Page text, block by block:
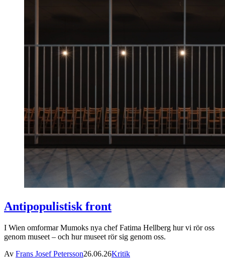
Antipopulistisk front
I Wien omformar Mumoks nya chef Fatima Hellberg hur vi rör oss
genom museet – och hur museet rör sig genom oss.
Av Frans Josef Petersson26.06.26Kritik